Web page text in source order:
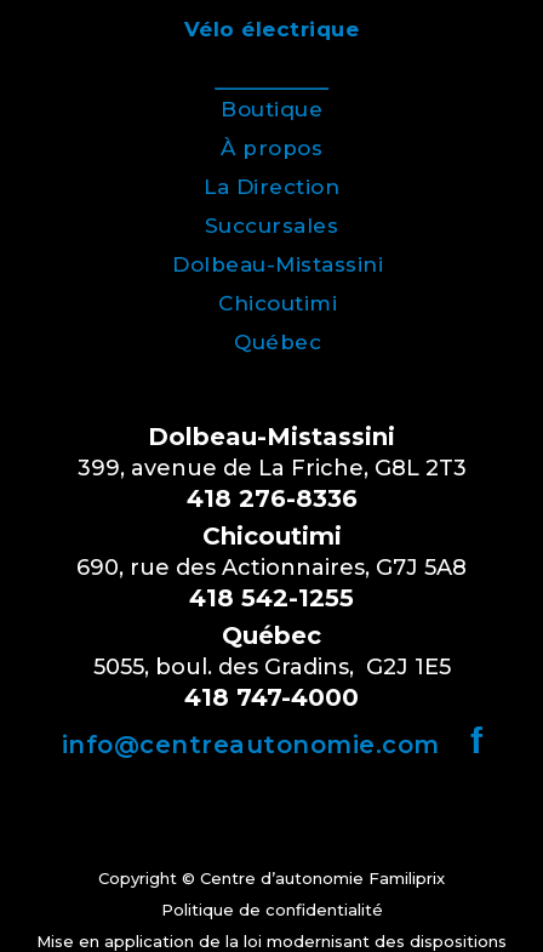
Vélo électrique
Boutique
À propos
La Direction
Succursales
Dolbeau-Mistassini
Chicoutimi
Québec
Dolbeau-Mistassini
399, avenue de La Friche, G8L 2T3
418 276-8336
Chicoutimi
690, rue des Actionnaires, G7J 5A8
418 542-1255
Québec
5055, boul. des Gradins, G2J 1E5
418 747-4000
info@centreautonomie.com
f
Copyright © Centre d’autonomie Familiprix
Politique de confidentialité
Mise en application de la loi modernisant des dispositions